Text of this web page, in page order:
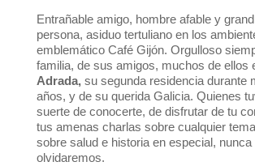
Entrañable amigo, hombre afable y
persona, asiduo tertuliano en los
emblemático Café Gijón. Orgulloso
familia, de sus amigos, muchos de ellos
Adrada, su segunda residencia durante
años, y de su querida Galicia. Quienes
suerte de conocerte, de disfrutar de tu
tus amenas charlas sobre cualquier
sobre salud e historia en especial, nunca
olvidaremos.